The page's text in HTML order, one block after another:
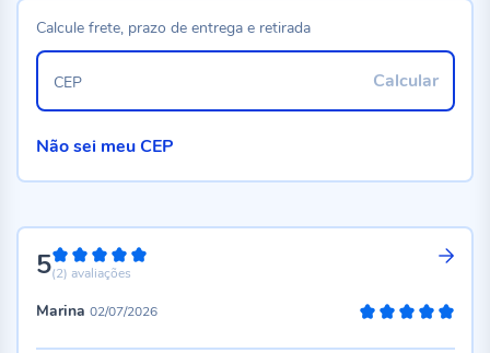
5100%
(2) avaliações
Marina 02/07/2026
Calcule frete, prazo de entrega e retirada
Calcular
CEP
Não sei meu CEP